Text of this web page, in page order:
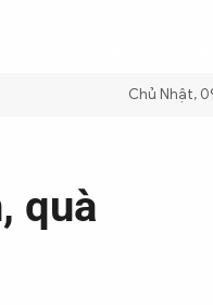
xăng dầu để đảm bảo an
Chủ Nhật,
quà